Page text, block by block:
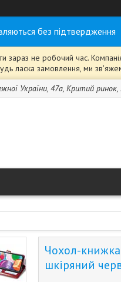
без підтвердження
не робочий час.
ласка замовлення, ми
України, 47а, Критий
Чохол-
шкіряний